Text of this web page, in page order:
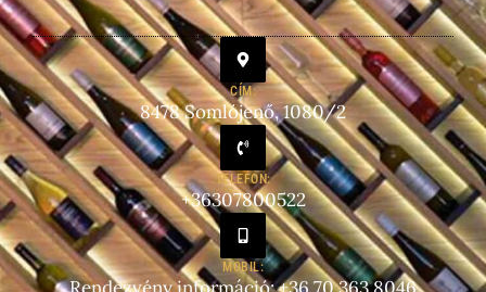
CÍM:
8478 Somlójenő, 1080/2
TELEFON:
+36307800522
MOBIL: